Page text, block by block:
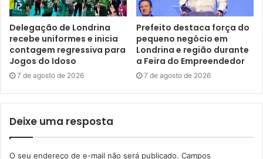
é uma modalidade que tem crescido cada vez mais,
principalmente em Londrina. A cidade é uma praça
esportiva muito requisitada, é importante estarmos
próximos de eventos bons para deixar um legado,
incentivando a iniciação esportiva em outras modalidades
também”, exaltou.
Delegação de Londrina
recebe uniformes e inicia
contagem regressiva para
Jogos do Idoso
7 de agosto de 2026
Prefeito destaca força do
pequeno negócio em
Londrina e região durante
a Feira do Empreendedor
7 de agosto de 2026
Deixe uma resposta
O seu endereço de e-mail não será publicado. Campos